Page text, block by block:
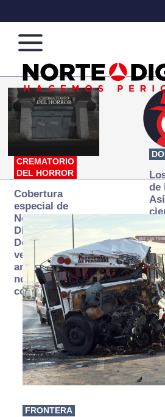
Norte
de
Ciudad
Más
que
noticias,
hacemos periodismo
CREMATORIO
DEL HORROR
Cobertura
especial de
Norte
Digital:
Donde la
verdad
arde… pero
no se
consume
de
la
FRONTERA